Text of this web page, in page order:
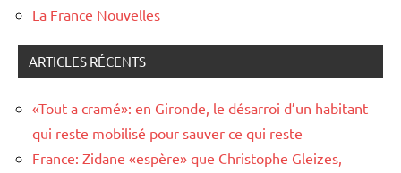
La France Nouvelles
ARTICLES RÉCENTS
«Tout a cramé»: en Gironde, le désarroi d’un habitant
qui reste mobilisé pour sauver ce qui reste
France: Zidane «espère» que Christophe Gleizes,